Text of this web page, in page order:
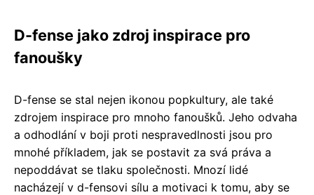
D-fense jako zdroj inspirace pro
fanoušky
D-fense se stal nejen ikonou popkultury, ale také
zdrojem inspirace pro mnoho fanoušků. Jeho odvaha
a odhodlání v boji proti nespravedlnosti jsou pro
mnohé příkladem, jak se postavit za svá práva a
nepoddávat se tlaku společnosti. Mnozí lidé
nacházejí v d-fensovi sílu a motivaci k tomu, aby se